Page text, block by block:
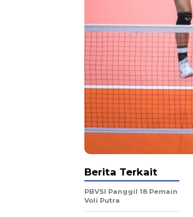
Berita Terkait
PBVSI Panggil 18 Pemain
Voli Putra